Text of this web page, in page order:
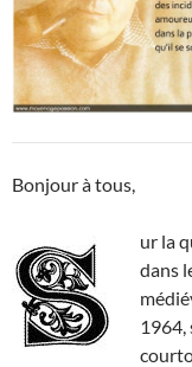
Bonjour à tous,
ur la
dans
1964,